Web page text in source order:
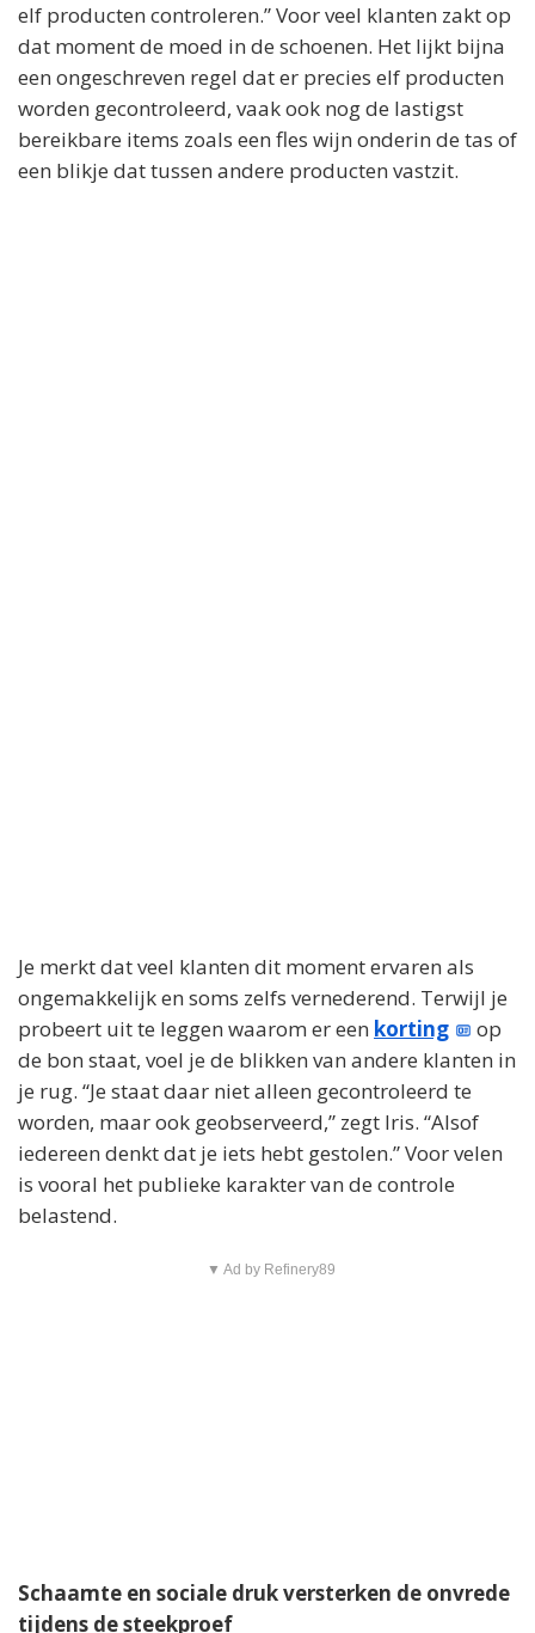
elf producten controleren.” Voor veel klanten zakt op
dat moment de moed in de schoenen. Het lijkt bijna
een ongeschreven regel dat er precies elf producten
worden gecontroleerd, vaak ook nog de lastigst
bereikbare items zoals een fles wijn onderin de tas of
een blikje dat tussen andere producten vastzit.
Je merkt dat veel klanten dit moment ervaren als
ongemakkelijk en soms zelfs vernederend. Terwijl je
probeert uit te leggen waarom er een korting
op
de bon staat, voel je de blikken van andere klanten in
je rug. “Je staat daar niet alleen gecontroleerd te
worden, maar ook geobserveerd,” zegt Iris. “Alsof
iedereen denkt dat je iets hebt gestolen.” Voor velen
is vooral het publieke karakter van de controle
belastend.
▼ Ad by Refinery89
Schaamte en sociale druk versterken de onvrede
tijdens de steekproef